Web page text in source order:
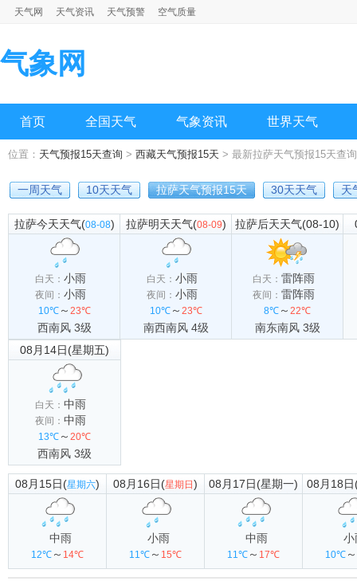
天气网 天气资讯 天气预警 空气质量
气象网
首页 全国天气 气象资讯 世界天气
位置： 天气预报15天查询 > 西藏天气预报15天 > 最新拉萨天气预报15天查询
一周天气 10天天气 拉萨天气预报15天 30天天气 天
拉萨今天天气(08-08)
白天： 小雨
夜间： 小雨
10℃～ 23℃
西南风 3级
拉萨明天天气(08-09)
白天： 小雨
夜间： 小雨
10℃～ 23℃
南西南风 4级
拉萨后天天气(08-10)
白天： 雷阵雨
夜间： 雷阵雨
8℃ ～ 22℃
南东南风 3级
08月14日(星期五)
白天： 中雨
夜间： 中雨
13℃ ～ 20℃
西南风 3级
08月15日(星期六)
中雨
12℃ ～ 14℃
08月16日(星期日 )
小雨
11℃ ～ 15℃
08月17日(星期一)
中雨
11℃ ～ 17℃
08月18
小
10℃ ～